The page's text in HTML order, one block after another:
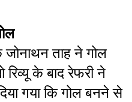
जोनाथन ताह ने गोल
रिव्यू के बाद रेफरी ने
गया कि गोल बनने से